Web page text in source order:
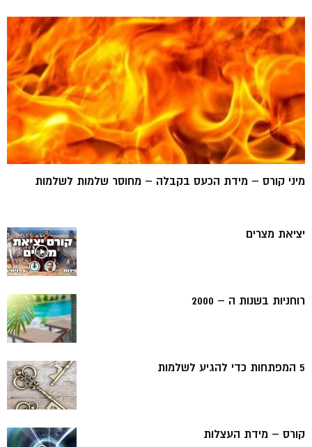
מיני קורס – מידת הכעס בקבלה – מחוסר שלמות לשלמות
יציאת מצרים
רוחניות בשנות ה – 2000
5 המפתחות כדי להגיע לשלמות
קורס – מידת העצלות